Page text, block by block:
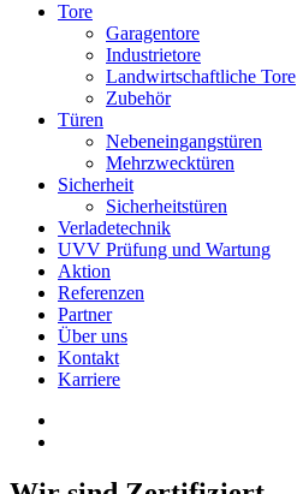
Tore
Garagentore
Industrietore
Landwirtschaftliche Tore
Zubehör
Türen
Nebeneingangstüren
Mehrzwecktüren
Sicherheit
Sicherheitstüren
Verladetechnik
UVV Prüfung und Wartung
Aktion
Referenzen
Partner
Über uns
Kontakt
Karriere